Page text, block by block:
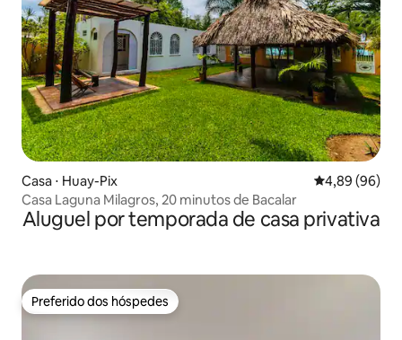
Casa ⋅ Huay-Pix 4,89 de uma
4,89 (96)
Casa Laguna Milagros, 20 minutos de Bacalar
Aluguel por temporada de casa privativa
Preferido dos hóspedes
Preferido dos hóspedes